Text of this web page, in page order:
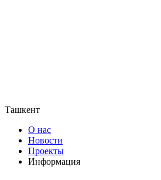
Ташкент
О нас
Новости
Проекты
Информация